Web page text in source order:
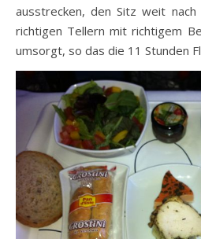
ausstrecken, den Sitz weit
richtigen Tellern mit richtigem
umsorgt, so das die 11 Stunden